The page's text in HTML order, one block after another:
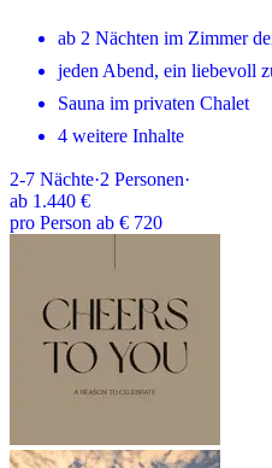
ab 2 Nächten im Zimmer
jeden Abend, ein liebevoll
Sauna im privaten Chalet
4 weitere Inhalte
2-7 Nächte·2 Personen·
ab 1.440 €
pro Person ab € 720